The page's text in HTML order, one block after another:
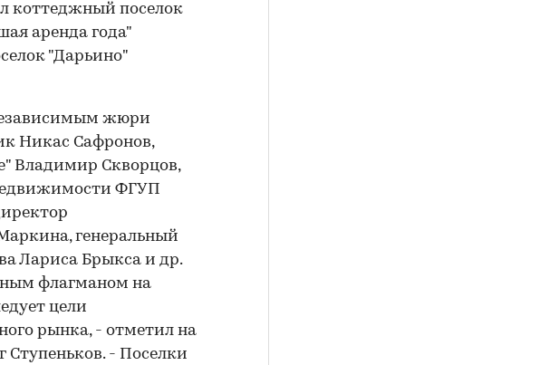
коттеджный поселок
аренда года"
"Дарьино"
жюри
Никас Сафронов,
Владимир Скворцов,
ФГУП
генеральный
Лариса Брыкса и др.
флагманом на
цели
рынка, - отметил на
Ступеньков. - Поселки